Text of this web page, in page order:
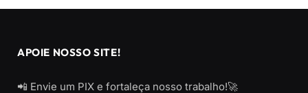
APOIE NOSSO SITE!
📲 Envie um PIX e fortaleça nosso trabalho!🚀